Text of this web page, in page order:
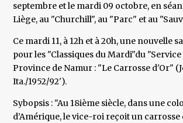
septembre et le mardi 09 octobre, en
Liège, au "Churchill", au "Parc" et au
Ce mardi 11, à 12h et à 20h, une nouvelle
pour les "Classiques du Mardi"du
Province de Namur : "Le Carrosse d'Or"
Ita./1952/92').
Sybopsis : "Au 18ième siècle, dans une
d’Amérique, le vice-roi reçoit un carrosse